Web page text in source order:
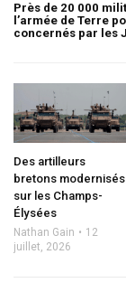
Près de 20 000
l’armée de Terre
concernés par les
Des artilleurs
bretons modernisés
sur les Champs-
Élysées
Nathan Gain
12
juillet, 2026